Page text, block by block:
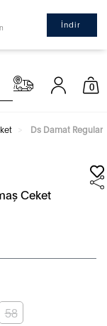
İndir
0
Ds Damat Regular
Ceket
58